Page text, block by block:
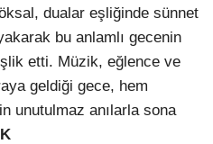
dualar eşliğinde sünnet
bu anlamlı gecenin
etti. Müzik, eğlence ve
geldiği gece, hem
unutulmaz anılarla sona